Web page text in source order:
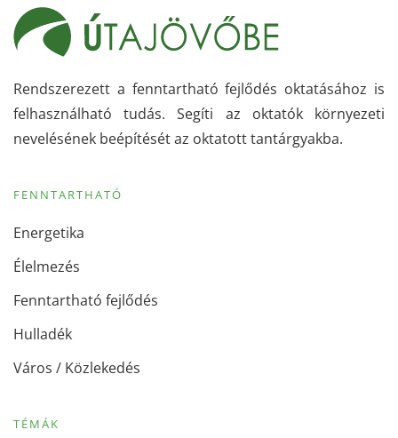
Rendszerezett a fenntartható fejlődés oktatásához is
felhasználható tudás. Segíti az oktatók környezeti
nevelésének beépítését az oktatott tantárgyakba.
FENNTARTHATÓ
Energetika
Élelmezés
Fenntartható fejlődés
Hulladék
Város / Közlekedés
TÉMÁK